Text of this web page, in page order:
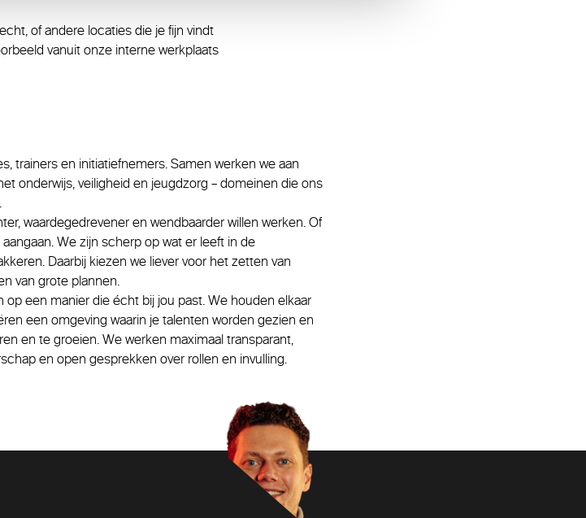
of andere locaties die je fijn vindt
vanuit onze interne werkplaats
trainers en initiatiefnemers. Samen werken we aan
onderwijs, veiligheid en jeugdzorg – domeinen die ons
waardegedrevener en wendbaarder willen werken. Of
We zijn scherp op wat er leeft in de
Daarbij kiezen we liever voor het zetten van
van grote plannen.
een manier die écht bij jou past. We houden elkaar
een omgeving waarin je talenten worden gezien en
en te groeien. We werken maximaal transparant,
en open gesprekken over rollen en invulling.